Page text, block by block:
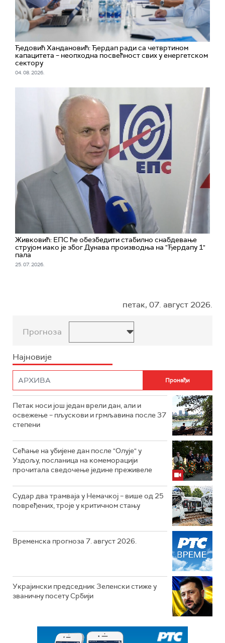
Ђедовић Хандановић: Ђердап ради са четвртином
капацитета – неопходна посвећност свих у енергетском
сектору
04. 08. 2026.
Живковић: ЕПС ће обезбедити стабилно снабдевање
струјом иако је због Дунава производња на "Ђердапу 1"
пала
25. 07. 2026.
петак, 07. август 2026.
Прогноза
Најновије
Петак носи још један врели дан, али и
освежење – пљускови и грмљавина после 37
степени
Сећање на убијене дан после "Олује" у
Уздољу, посланица на комеморацији
прочитала сведочење једине преживеле
Судар два трамваја у Немачкој – више од 25
повређених, троје у критичном стању
Временска прогноза 7. август 2026.
Украјински председник Зеленски стиже у
званичну посету Србији